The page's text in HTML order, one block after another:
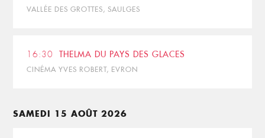
VALLÉE DES GROTTES, SAULGES
16:30 THELMA DU PAYS DES GLACES
CINÉMA YVES ROBERT, EVRON
SAMEDI 15 AOÛT 2026